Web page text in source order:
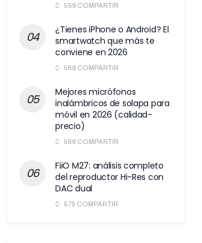
559 COMPARTIR
¿Tienes iPhone o Android? El
smartwatch que más te
conviene en 2026
568 COMPARTIR
Mejores micrófonos
inalámbricos de solapa para
móvil en 2026 (calidad-
precio)
568 COMPARTIR
FiiO M27: análisis completo
del reproductor Hi-Res con
DAC dual
575 COMPARTIR